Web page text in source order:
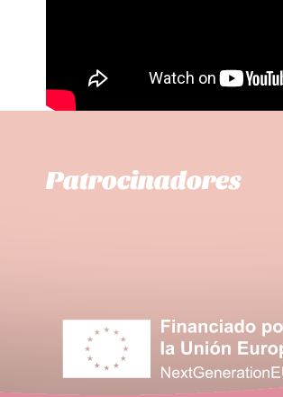
Patrocinadores